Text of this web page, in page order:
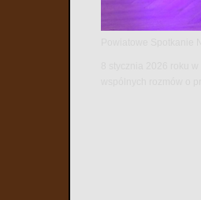
8 stycznia 2026 roku
wspólnych rozmów o